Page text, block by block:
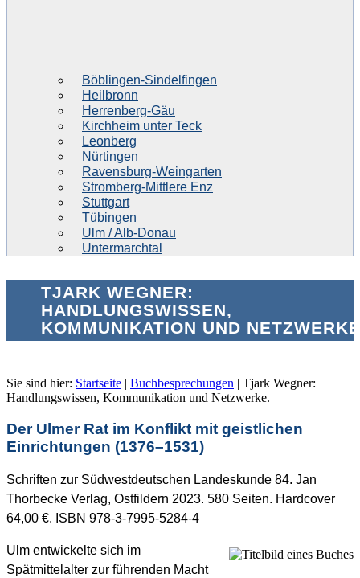
Böblingen-Sindelfingen
Heilbronn
Herrenberg-Gäu
Kirchheim unter Teck
Leonberg
Nürtingen
Ravensburg-Weingarten
Stromberg-Mittlere Enz
Stuttgart
Tübingen
Ulm / Alb-Donau
Untermarchtal
TJARK WEGNER:
HANDLUNGSWISSEN,
KOMMUNIKATION UND
Sie sind hier: Startseite | Buchbesprechungen | Tjark Wegner:
Handlungswissen, Kommunikation und Netzwerke.
Der Ulmer Rat im Konflikt mit geistlichen
Einrichtungen (1376–1531)
Schriften zur Südwestdeutschen Landeskunde 84. Jan
Thorbecke Verlag, Ostfildern 2023. 580 Seiten. Hardcover
64,00 €. ISBN 978-3-7995-5284-4
Ulm entwickelte sich im
Spätmittelalter zur führenden Macht